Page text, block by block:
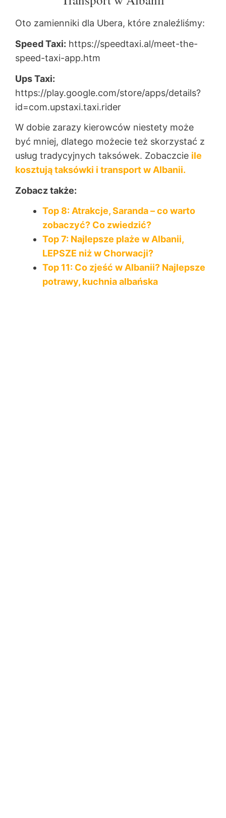
Oto zamienniki dla Ubera, które znaleźliśmy:
Speed Taxi: https://speedtaxi.al/meet-the-
speed-taxi-app.htm
Ups Taxi:
https://play.google.com/store/apps/details?
id=com.upstaxi.taxi.rider
W dobie zarazy kierowców niestety może
być mniej, dlatego możecie też skorzystać z
usług tradycyjnych taksówek. Zobaczcie ile
kosztują taksówki i transport w Albanii.
Zobacz także:
Top 8: Atrakcje, Saranda – co warto
zobaczyć? Co zwiedzić?
Top 7: Najlepsze plaże w Albanii,
LEPSZE niż w Chorwacji?
Top 11: Co zjeść w Albanii? Najlepsze
potrawy, kuchnia albańska